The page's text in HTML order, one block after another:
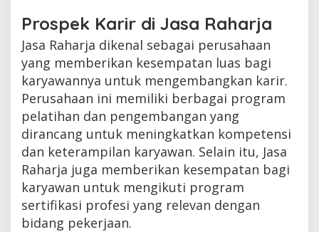
Prospek Karir di Jasa Raharja
Jasa Raharja dikenal sebagai perusahaan
yang memberikan kesempatan luas bagi
karyawannya untuk mengembangkan karir.
Perusahaan ini memiliki berbagai program
pelatihan dan pengembangan yang
dirancang untuk meningkatkan kompetensi
dan keterampilan karyawan. Selain itu, Jasa
Raharja juga memberikan kesempatan bagi
karyawan untuk mengikuti program
sertifikasi profesi yang relevan dengan
bidang pekerjaan.